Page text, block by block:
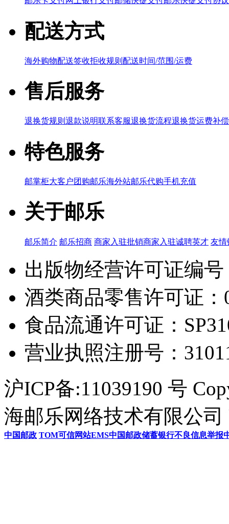
配送方式
海外购物配送签收拒收规则 配送时间/范围/运费
售后服务
退换货规则 退款说明联系客服退换货流程退换货运费补
特色服务
邮掌柜大客户团购邮乐海外站邮乐代购手机充值
关于邮乐
邮乐简介 邮乐招商 商家入驻批销商家入驻诚聘英才 友情
出版物经营许可证编
酒类商品零售许可证：
食品流通许可证：
营业执照注册号：
沪ICP备:11039190 号
海邮乐网络技术有限公司
中国邮政 TOM可信网站EMS中国邮政储蓄银行不良信息举报